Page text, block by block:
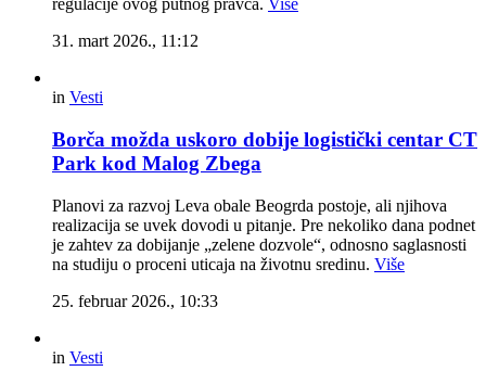
regulacije ovog putnog pravca. Više
31. mart 2026., 11:12
in Vesti
Borča možda uskoro dobije logistički centar CT
Park kod Malog Zbega
Planovi za razvoj Leva obale Beogrda postoje, ali njihova
realizacija se uvek dovodi u pitanje. Pre nekoliko dana podnet
je zahtev za dobijanje „zelene dozvole“, odnosno saglasnosti
na studiju o proceni uticaja na životnu sredinu. Više
25. februar 2026., 10:33
in Vesti